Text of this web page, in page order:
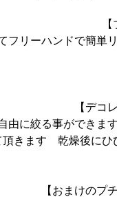
フリーハンドで簡単
【デコ
由に絞る事ができ
頂きます 乾燥後にひ
【おまけのプ